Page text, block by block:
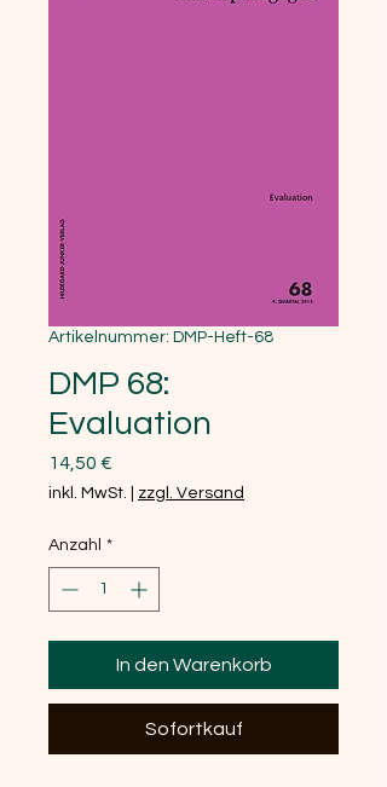
Artikelnummer: DMP-Heft-68
DMP 68:
Evaluation
14,50 €
inkl. MwSt. zzgl. Versand
Anzahl *
In den Warenkorb
Sofortkauf